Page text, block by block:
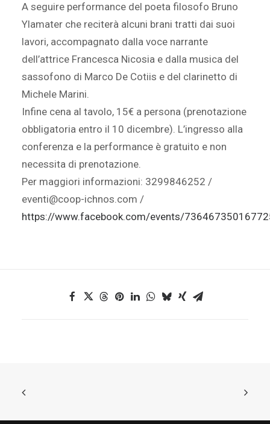
A seguire performance del poeta filosofo Bruno
Ylamater che reciterà alcuni brani tratti dai suoi
lavori, accompagnato dalla voce narrante
dell’attrice Francesca Nicosia e dalla musica del
sassofono di Marco De Cotiis e del clarinetto di
Michele Marini.
Infine cena al tavolo, 15€ a persona (prenotazione
obbligatoria entro il 10 dicembre). L’ingresso alla
conferenza e la performance è gratuito e non
necessita di prenotazione.
Per maggiori informazioni: 3299846252 /
eventi@coop-ichnos.com /
https://www.facebook.com/events/